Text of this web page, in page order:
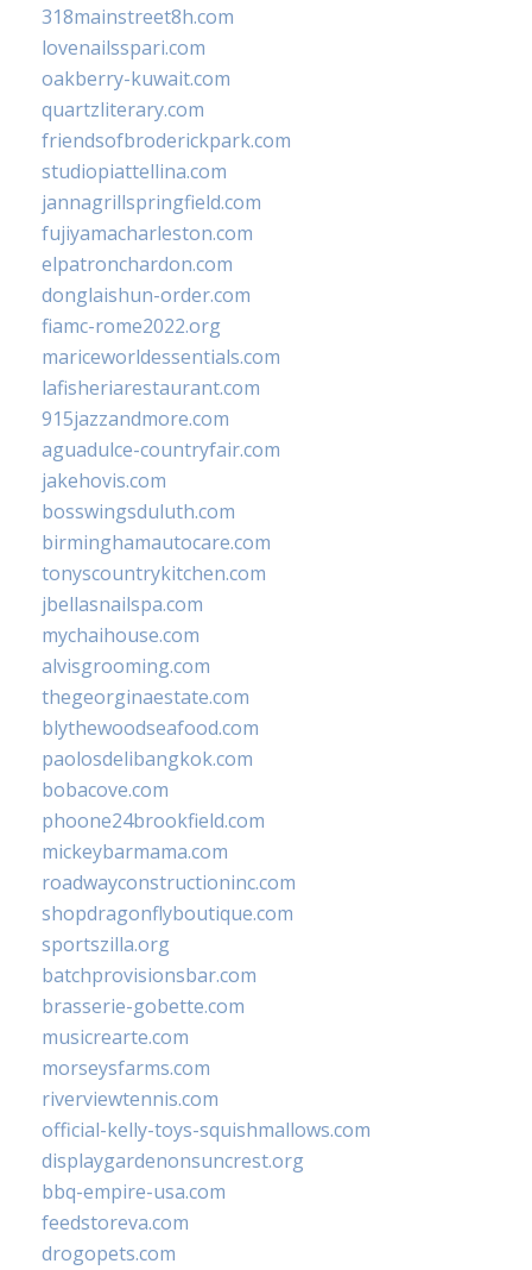
318mainstreet8h.com
lovenailsspari.com
oakberry-kuwait.com
quartzliterary.com
friendsofbroderickpark.com
studiopiattellina.com
jannagrillspringfield.com
fujiyamacharleston.com
elpatronchardon.com
donglaishun-order.com
fiamc-rome2022.org
mariceworldessentials.com
lafisheriarestaurant.com
915jazzandmore.com
aguadulce-countryfair.com
jakehovis.com
bosswingsduluth.com
birminghamautocare.com
tonyscountrykitchen.com
jbellasnailspa.com
mychaihouse.com
alvisgrooming.com
thegeorginaestate.com
blythewoodseafood.com
paolosdelibangkok.com
bobacove.com
phoone24brookfield.com
mickeybarmama.com
roadwayconstructioninc.com
shopdragonflyboutique.com
sportszilla.org
batchprovisionsbar.com
brasserie-gobette.com
musicrearte.com
morseysfarms.com
riverviewtennis.com
official-kelly-toys-squishmallows.com
displaygardenonsuncrest.org
bbq-empire-usa.com
feedstoreva.com
drogopets.com